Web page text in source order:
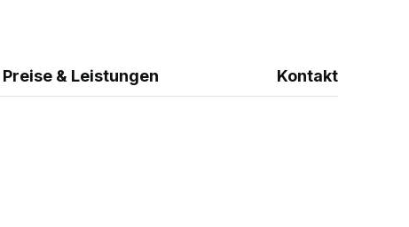
Preise & Leistungen Kontakt